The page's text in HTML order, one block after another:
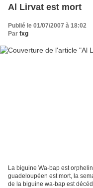
Al Lirvat est mort
Publié le 01/07/2007 à 18:02
Par fxg
La biguine Wa-bap est
guadeloupéen est mort, la
de la biguine wa-bap est